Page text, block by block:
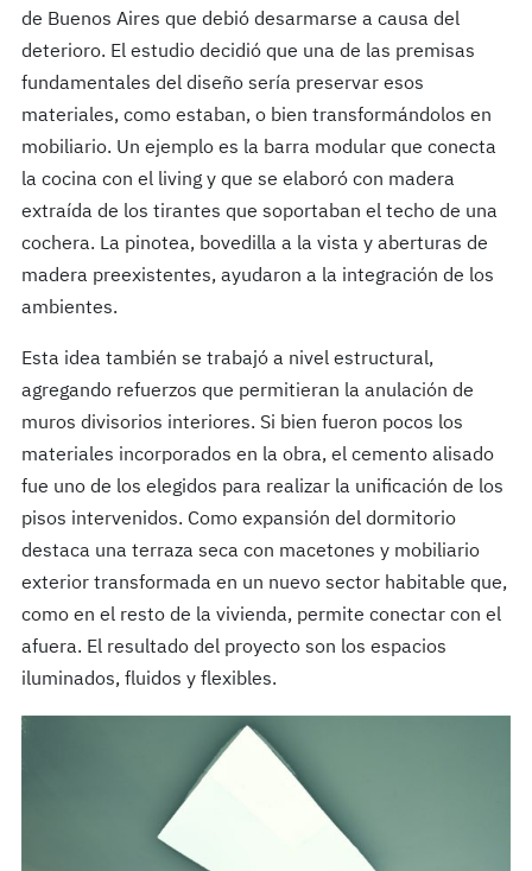
de Buenos Aires que debió desarmarse a causa del
deterioro. El estudio decidió que una de las premisas
fundamentales del diseño sería preservar esos
materiales, como estaban, o bien transformándolos en
mobiliario. Un ejemplo es la barra modular que conecta
la cocina con el living y que se elaboró con madera
extraída de los tirantes que soportaban el techo de una
cochera. La pinotea, bovedilla a la vista y aberturas de
madera preexistentes, ayudaron a la integración de los
ambientes.
Esta idea también se trabajó a nivel estructural,
agregando refuerzos que permitieran la anulación de
muros divisorios interiores. Si bien fueron pocos los
materiales incorporados en la obra, el cemento alisado
fue uno de los elegidos para realizar la unificación de los
pisos intervenidos. Como expansión del dormitorio
destaca una terraza seca con macetones y mobiliario
exterior transformada en un nuevo sector habitable que,
como en el resto de la vivienda, permite conectar con el
afuera. El resultado del proyecto son los espacios
iluminados, fluidos y flexibles.